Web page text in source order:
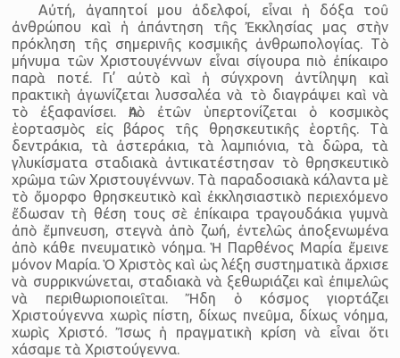
Αὐτή, ἀγαπητοί μου ἀδελφοί, εἶναι ἡ δόξα τοῦ
ἀνθρώπου καὶ ἡ ἀπάντηση τῆς Ἐκκλησίας μας στὴν
πρόκληση τῆς σημερινῆς κοσμικῆς ἀνθρωπολογίας. Τὸ
μήνυμα τῶν Χριστουγέννων εἶναι σίγουρα πιὸ ἐπίκαιρο
παρὰ ποτέ. Γι’ αὐτὸ καὶ ἡ σύγχρονη ἀντίληψη καὶ
πρακτικὴ ἀγωνίζεται λυσσαλέα νὰ τὸ διαγράψει καὶ νὰ
τὸ ἐξαφανίσει. Ἀπὸ ἐτῶν ὑπερτονίζεται ὁ κοσμικὸς
ἑορτασμὸς εἰς βάρος τῆς θρησκευτικῆς ἑορτῆς. Τὰ
δεντράκια, τὰ ἀστεράκια, τὰ λαμπιόνια, τὰ δῶρα, τὰ
γλυκίσματα σταδιακὰ ἀντικατέστησαν τὸ θρησκευτικὸ
χρῶμα τῶν Χριστουγέννων. Τὰ παραδοσιακὰ κάλαντα μὲ
τὸ ὄμορφο θρησκευτικὸ καὶ ἐκκλησιαστικὸ περιεχόμενο
ἔδωσαν τὴ θέση τους σὲ ἐπίκαιρα τραγουδάκια γυμνὰ
ἀπὸ ἔμπνευση, στεγνὰ ἀπὸ ζωή, ἐντελῶς ἀποξενωμένα
ἀπὸ κάθε πνευματικὸ νόημα. Ἡ Παρθένος Μαρία ἔμεινε
μόνον Μαρία. Ὁ Χριστὸς καὶ ὡς λέξη συστηματικὰ ἄρχισε
νὰ συρρικνώνεται, σταδιακὰ νὰ ξεθωριάζει καὶ ἐπιμελῶς
νὰ περιθωριοποιεῖται. Ἤδη ὁ κόσμος γιορτάζει
Χριστούγεννα χωρὶς πίστη, δίχως πνεῦμα, δίχως νόημα,
χωρὶς Χριστό. Ἴσως ἡ πραγματικὴ κρίση νὰ εἶναι ὅτι
χάσαμε τὰ Χριστούγεννα.